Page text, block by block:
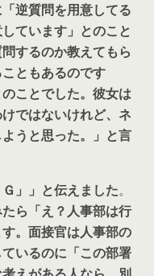
逆質問を用意してる
ています」とのこと
するのか教えてもら
こともあるのです
ことでした。彼女は
ではないけれど、ネ
うと思った。」と言
」」と伝えました。
ら「え？人事部は行
。面接官は人事部の
いるのに「この部署